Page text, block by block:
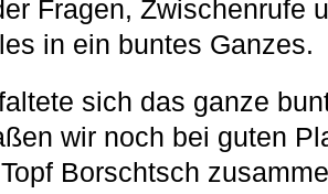
Fragen, Zwischenrufe
in ein buntes Ganzes.
sich das ganze
wir noch bei guten
Borschtsch